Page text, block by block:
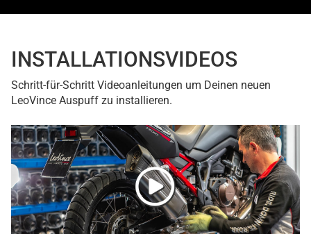
INSTALLATIONSVIDEOS
Schritt-für-Schritt Videoanleitungen um Deinen neuen
LeoVince Auspuff zu installieren.